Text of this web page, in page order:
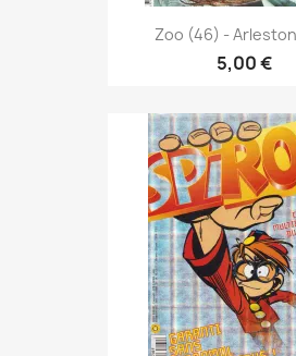
Zoo (46) -
5,00 €